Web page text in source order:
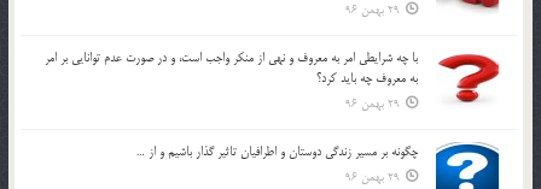
29 بهمن 96
با چه شرايطي امر به معروف و نهي از منکر واجب است، و در صورت عدم توانايي بر امر
به معروف چه بايد کرد؟
29 بهمن 96
چگونه بر مسير زندگي دوستان و اطرافيان تاثير گذار باشيم و از …
29 بهمن 96